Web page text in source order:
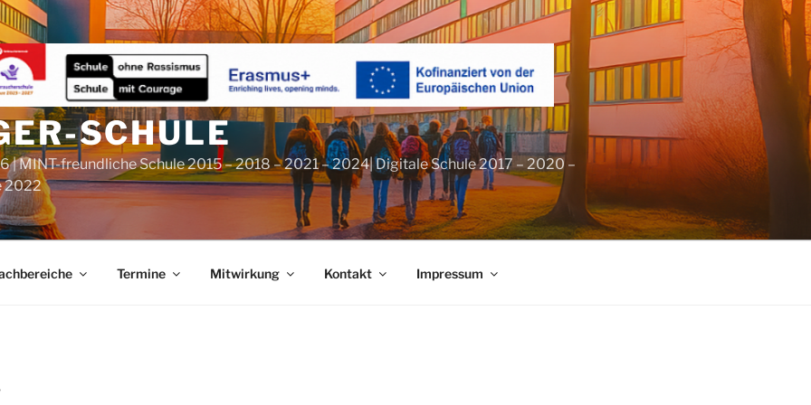
SCHULE
| MINT-freundliche Schule 2015 – 2018 – 2021 – 2024| Digitale Schule 2017 – 2020 –
2022
Termine Mitwirkung Kontakt Impressum